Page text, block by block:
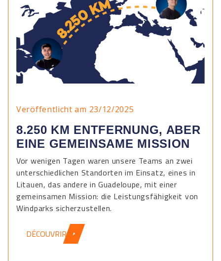
Veröffentlicht am 23/12/2025
8.250 KM ENTFERNUNG, ABER
EINE GEMEINSAME MISSION
Vor wenigen Tagen waren unsere Teams an zwei
unterschiedlichen Standorten im Einsatz, eines in
Litauen, das andere in Guadeloupe, mit einer
gemeinsamen Mission: die Leistungsfähigkeit von
Windparks sicherzustellen.
DÉCOUVRIR